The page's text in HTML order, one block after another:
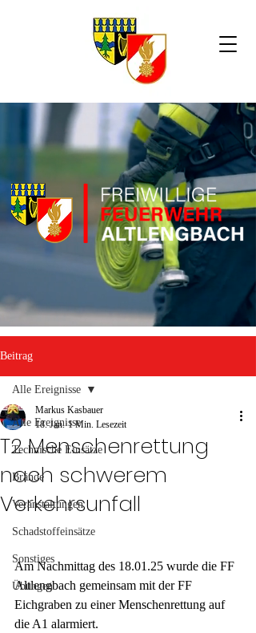
Beitrag
Alle Ereignisse
Technische Einsätze
Brände
Veranstaltungen
Schadstoffeinsätze
Sonstiges
Übungen
Alle Ereignisse
T2 Menschenrettung
nach schwerem
Verkehrsunfall
Markus Kasbauer
18. Jan. 1 Min. Lesezeit
Am Nachmittag des 18.01.25 wurde die FF
Altlengbach gemeinsam mit der FF
Eichgraben zu einer Menschenrettung auf
die A1 alarmiert.